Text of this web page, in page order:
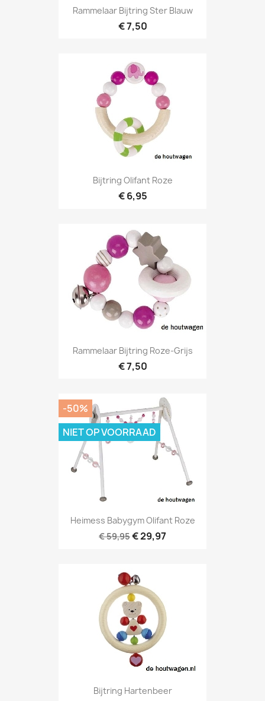
Rammelaar Bijtring Ster Blauw
€ 7,50
Bijtring Olifant Roze
€ 6,95
Rammelaar Bijtring Roze-Grijs
€ 7,50
Heimess Babygym Olifant Roze
€ 59,95€ 29,97
-50%
NIET OP VOORRAAD
Bijtring Hartenbeer